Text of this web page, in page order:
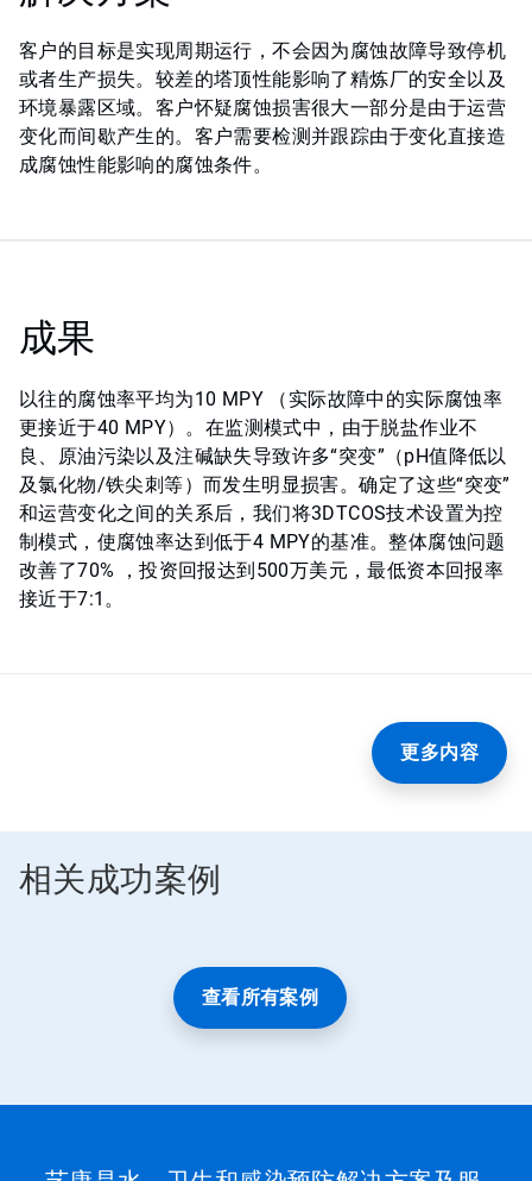
客户的目标是实现周期运行，不会因为腐蚀故障导致停机
或者生产损失。较差的塔顶性能影响了精炼厂的安全以及
环境暴露区域。客户怀疑腐蚀损害很大一部分是由于运营
变化而间歇产生的。客户需要检测并跟踪由于变化直接造
成腐蚀性能影响的腐蚀条件。
成果
以往的腐蚀率平均为10 MPY （实际故障中的实际腐蚀率
更接近于40 MPY）。在监测模式中，由于脱盐作业不
良、原油污染以及注碱缺失导致许多“突变”（pH值降低以
及氯化物/铁尖刺等）而发生明显损害。确定了这些“突变”
和运营变化之间的关系后，我们将3DTCOS技术设置为控
制模式，使腐蚀率达到低于4 MPY的基准。整体腐蚀问题
改善了70% ，投资回报达到500万美元，最低资本回报率
接近于7:1。
更多内容
相关成功案例
查看所有案例